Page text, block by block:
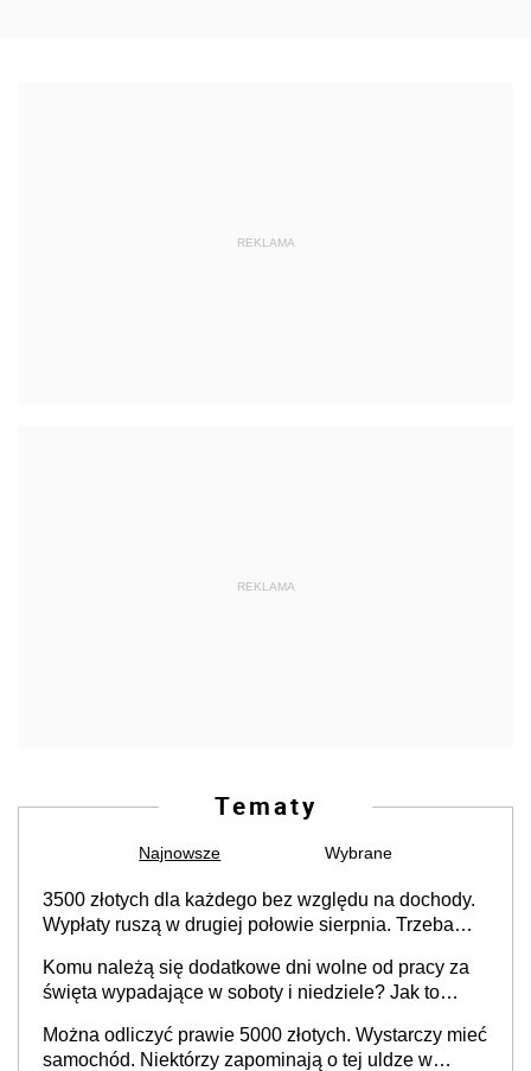
REKLAMA
REKLAMA
Tematy
Najnowsze Wybrane
3500 złotych dla każdego bez względu na dochody.
Wypłaty ruszą w drugiej połowie sierpnia. Trzeba
Komu należą się dodatkowe dni wolne od pracy za
święta wypadające w soboty i niedziele? Jak to
Można odliczyć prawie 5000 złotych. Wystarczy mieć
samochód. Niektórzy zapominają o tej uldze w